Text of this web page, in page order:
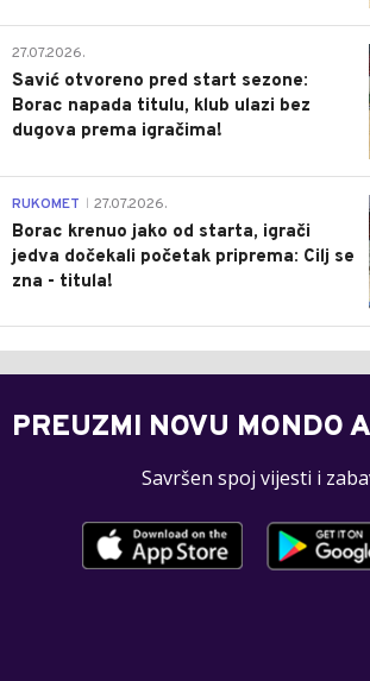
27.07.2026.
Savić otvoreno pred start sezone:
Borac napada titulu, klub ulazi bez
dugova prema igračima!
RUKOMET 27.07.2026.
Borac krenuo jako od starta, igrači
jedva dočekali početak priprema: Cilj se
zna - titula!
PREUZMI NOVU MONDO
Savršen spoj vijesti i